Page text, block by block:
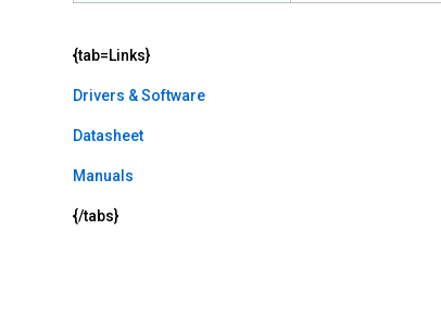
{tab=Links}
Drivers & Software
Datasheet
Manuals
{/tabs}